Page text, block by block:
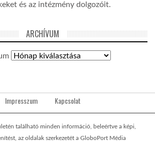
és az intézmény dolgozóit.
ARCHÍVUM
Impresszum Kapcsolat
található minden információ, beleértve a képi,
az oldalak szerkezetét a GloboPort Média